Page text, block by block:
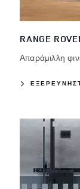
RANGE
Απαράμιλλη